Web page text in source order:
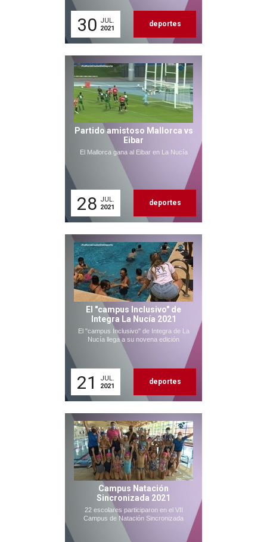
30 JUL.
2021
deportes
Partido amistoso Mallorca vs
Eibar
El Mallorca gana al Eibar en La Nucía
28 JUL.
2021
deportes
El "campus Inclusivo" de
Integra La Nucía 2021
El "campus Inclusivo" de Integra de La
Nucía llega a su novena edición
21
JUL.
2021
deportes
Campus Natación
Sincronizada 2021
22 escolares participaron en el VII
Campus de Natación Sincronizada